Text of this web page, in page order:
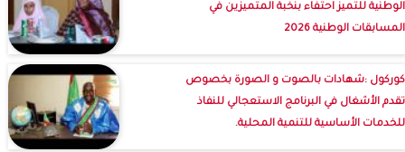
الوطنية للتميز احتفاء بنخبة المتميزين في
المسابقات الوطنية 2026
كوركول :شهادات بالصوت و الصورة بخصوص
تقدم الأشغال في البرنامج الاستعجالي للنفاذ
للخدمات الأساسية للتنمية المحلية.